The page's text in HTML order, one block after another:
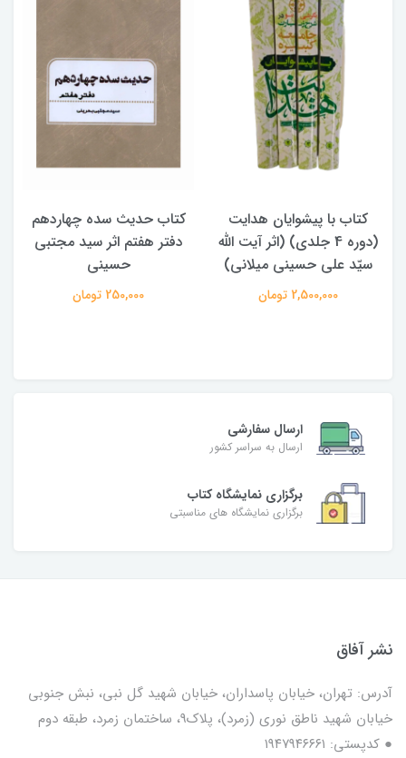
کتاب حدیث سده چهاردهم
دفتر هفتم اثر سید مجتبی
حسینی
250,000 تومان
کتاب آفاق الولایه فی فقه
الامامه (2 جلدی)
950,000 تومان
ارسال سفارشی
ارسال به سراسر کشور
برگزاری نمایشگاه کتاب
برگزاری نمایشگاه های مناسبتی
نشر آفاق
آدرس: تهران، خیابان پاسداران، خیابان شهید گل نبی، نبش جنوبی
خیابان شهید ناطق نوری (زمرد)، پلاک9، ساختمان زمرد، طبقه دوم
● کدپستی: ۱۹۴۷۹۴۶۶۶۱